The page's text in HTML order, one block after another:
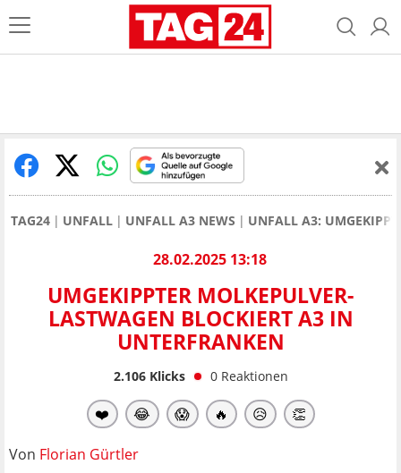
TAG24 UNFALL UNFALL A3 NEWS UNFALL A3:
28.02.2025 13:18
UMGEKIPPTER MOLKEPULVER-
LASTWAGEN BLOCKIERT A3 IN
UNTERFRANKEN
2.106Klicks 0 Reaktionen
❤️ 😂 😱 🔥 😥 👏
Von Florian Gürtler